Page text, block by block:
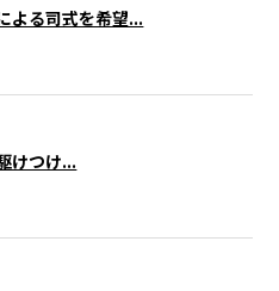
よる司式を希望...
けつけ...